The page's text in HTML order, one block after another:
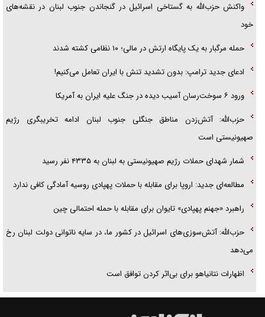
واکنش حزب‌الله به گستاخی اسرائیل در گنجاندن جنوب لبنان در نقشه‌های
خود
حمله مرگبار به یک پایگاه ارتش در مالی؛ ۱۰ نظامی کشته شدند
ادعای جدید ترامپ: بدون تشدید تنش با ایران تعامل می‌کنیم!
ورود ۶ سوخت‌رسان آسیب دیده در جنگ علیه ایران به آمریکا
حزب‌الله: آتش‌زدن مناطق جنگلی جنوب لبنان ادامه تخریبگری رژیم
صهیونیستی است
شمار شهدای حملات رژیم صهیونیستی به لبنان به ۴۳۳۵ نفر رسید
مطالعه‌ای جدید: اروپا برای مقابله با حملات پهپادی روسیه آمادگی کافی ندارد
راهبرد «جهنم پهپادی» تایوان برای مقابله با حمله احتمالی چین
حزب‌الله: آتش‌سوزی‌های اسرائیل در کشور ما، در سایه ناتوانی دولت لبنان رخ
می‌دهد
اظهارات نتانیاهو برای بی‌اثر کردن توافق است